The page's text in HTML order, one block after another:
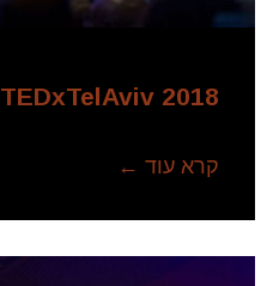
TEDxTelAviv 2018
קרא עוד ←